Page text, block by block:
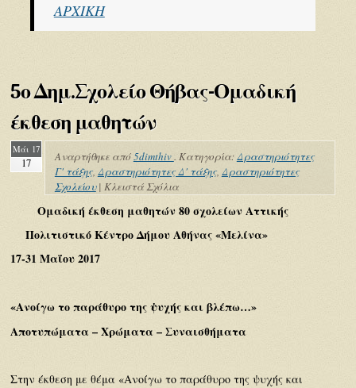
ΑΡΧΙΚΗ
5ο Δημ.Σχολείο Θήβας-Ομαδική
έκθεση μαθητών
Μάι 17
17 Αναρτήθηκε από5dimthiv. Κατηγορία:Δραστηριότητες
Γ' τάξης, Δραστηριότητες Δ' τάξης, Δραστηριότητες
Σχολείου| Κλειστά Σχόλια
Ομαδική έκθεση μαθητών 80 σχολείων Αττικής
Πολιτιστικό Κέντρο Δήμου Αθήνας «Μελίνα»
17-31 Μαΐου 2017
«Ανοίγω το παράθυρο της ψυχής και βλέπω…»
Αποτυπώματα – Χρώματα – Συναισθήματα
Στην έκθεση με θέμα «Ανοίγω το παράθυρο της ψυχής και